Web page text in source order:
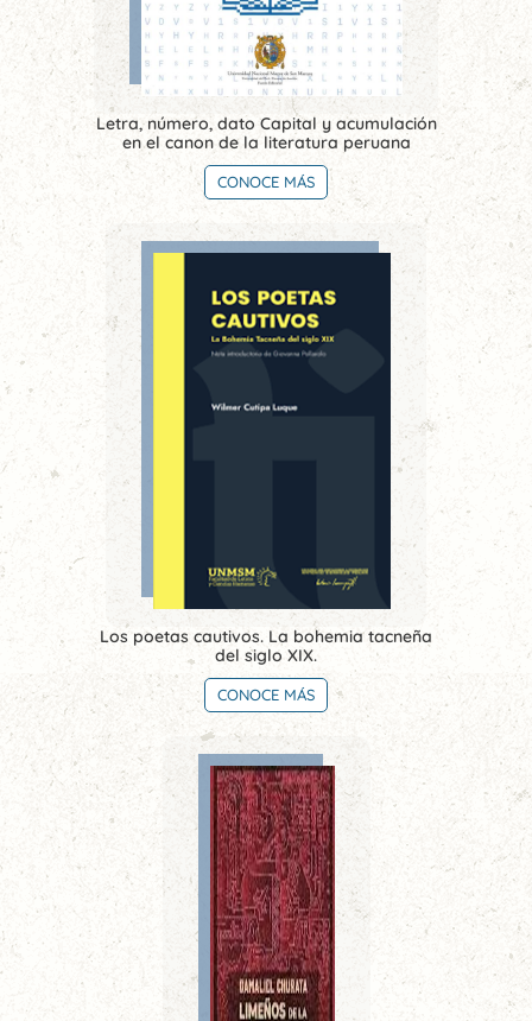
Letra, número, dato Capital y acumulación
en el canon de la literatura peruana
CONOCE MÁS
Los poetas cautivos. La bohemia tacneña
del siglo XIX.
CONOCE MÁS